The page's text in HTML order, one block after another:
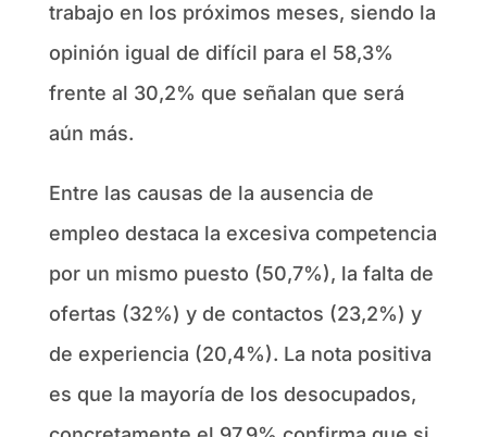
trabajo en los próximos meses, siendo la
opinión igual de difícil para el 58,3%
frente al 30,2% que señalan que será
aún más.
Entre las causas de la ausencia de
empleo destaca la excesiva competencia
por un mismo puesto (50,7%), la falta de
ofertas (32%) y de contactos (23,2%) y
de experiencia (20,4%). La nota positiva
es que la mayoría de los desocupados,